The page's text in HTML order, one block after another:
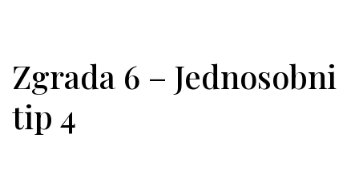
Zgrada 6 – Jednosobni
tip 4